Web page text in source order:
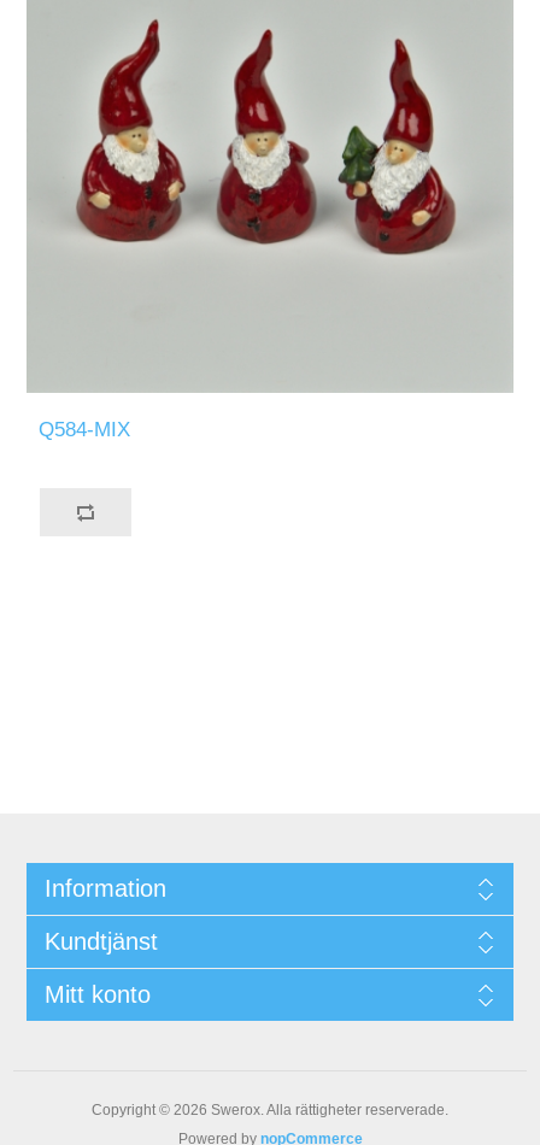
Q584-MIX
Information
Kundtjänst
Mitt konto
Copyright © 2026 Swerox. Alla rättigheter reserverade.
Powered by nopCommerce